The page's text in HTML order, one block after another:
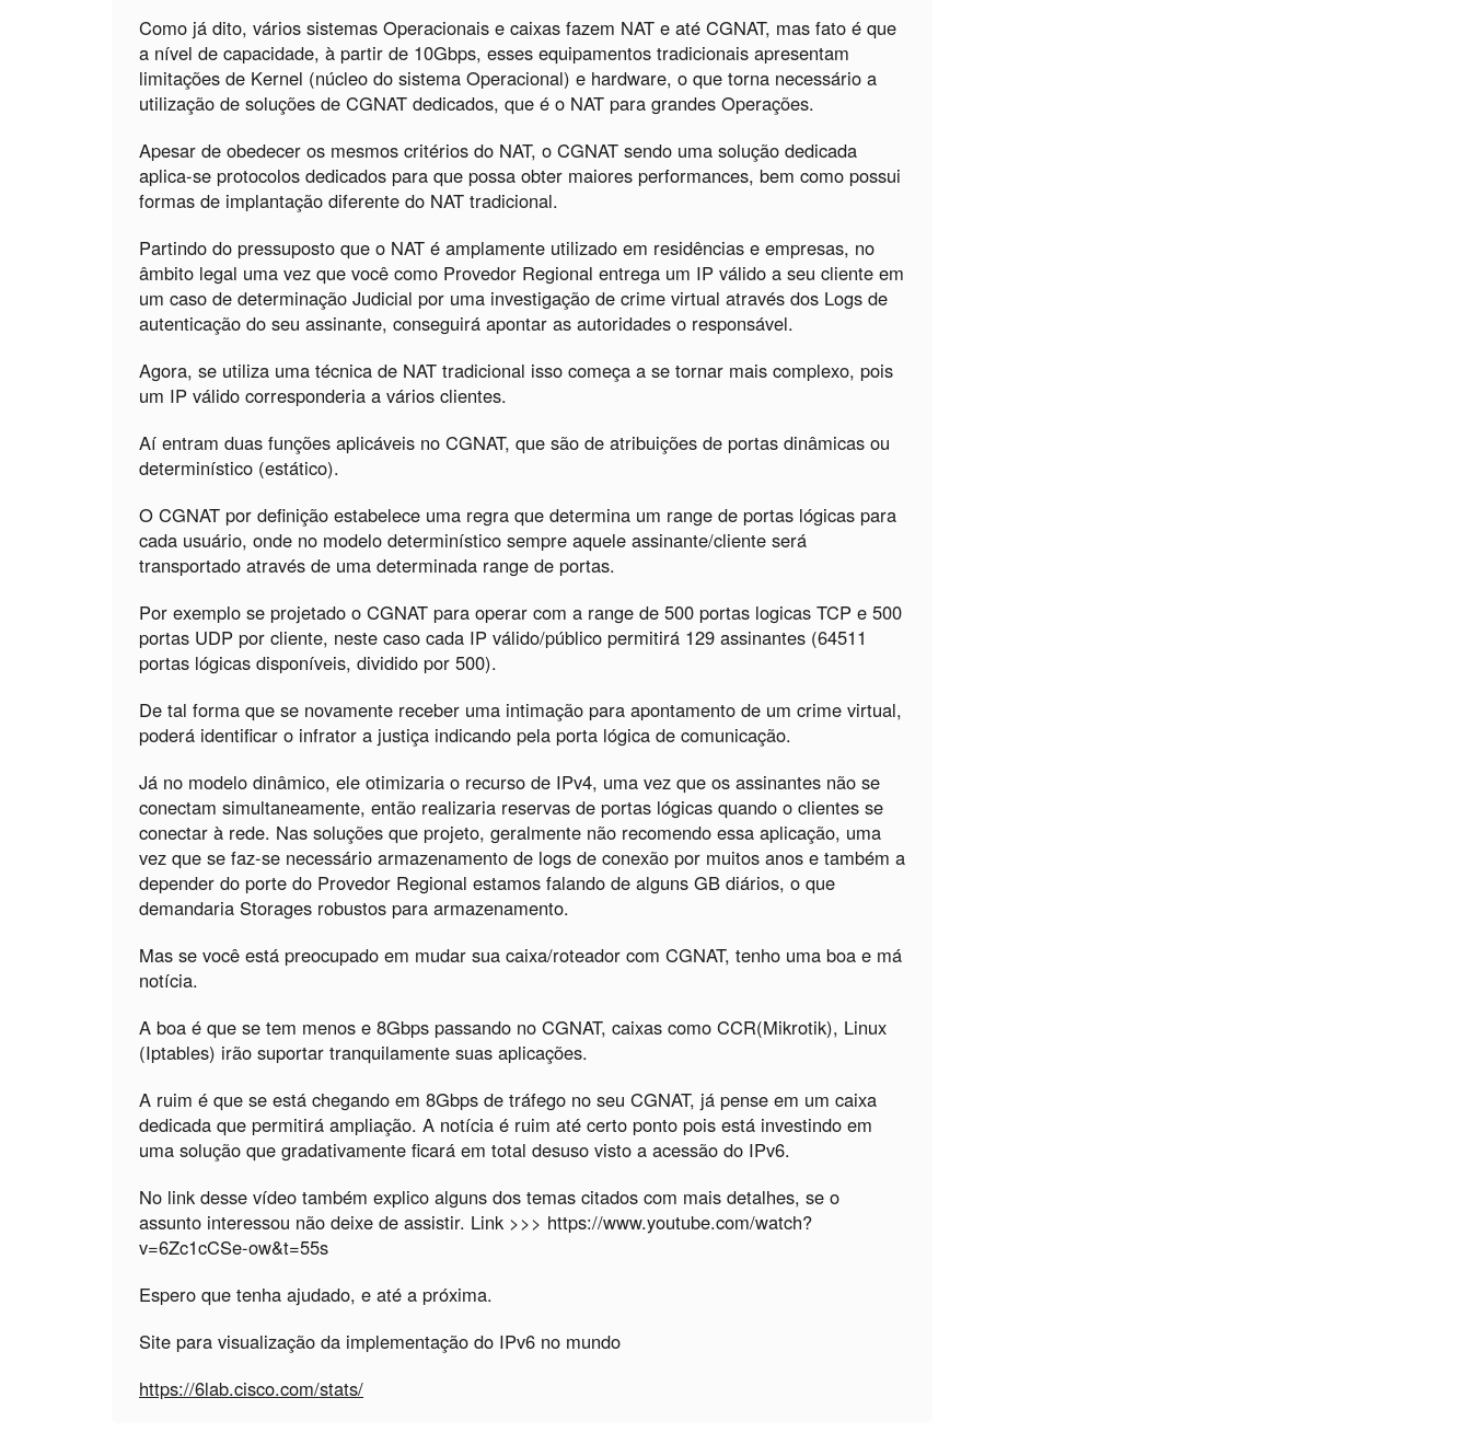
Como já dito, vários sistemas Operacionais e caixas fazem NAT e até CGNAT, mas fato é que
a nível de capacidade, à partir de 10Gbps, esses equipamentos tradicionais apresentam
limitações de Kernel (núcleo do sistema Operacional) e hardware, o que torna necessário a
utilização de soluções de CGNAT dedicados, que é o NAT para grandes Operações.
Apesar de obedecer os mesmos critérios do NAT, o CGNAT sendo uma solução dedicada
aplica-se protocolos dedicados para que possa obter maiores performances, bem como possui
formas de implantação diferente do NAT tradicional.
Partindo do pressuposto que o NAT é amplamente utilizado em residências e empresas, no
âmbito legal uma vez que você como Provedor Regional entrega um IP válido a seu cliente em
um caso de determinação Judicial por uma investigação de crime virtual através dos Logs de
autenticação do seu assinante, conseguirá apontar as autoridades o responsável.
Agora, se utiliza uma técnica de NAT tradicional isso começa a se tornar mais complexo, pois
um IP válido corresponderia a vários clientes.
Aí entram duas funções aplicáveis no CGNAT, que são de atribuições de portas dinâmicas ou
determinístico (estático).
O CGNAT por definição estabelece uma regra que determina um range de portas lógicas para
cada usuário, onde no modelo determinístico sempre aquele assinante/cliente será
transportado através de uma determinada range de portas.
Por exemplo se projetado o CGNAT para operar com a range de 500 portas logicas TCP e 500
portas UDP por cliente, neste caso cada IP válido/público permitirá 129 assinantes (64511
portas lógicas disponíveis, dividido por 500).
De tal forma que se novamente receber uma intimação para apontamento de um crime virtual,
poderá identificar o infrator a justiça indicando pela porta lógica de comunicação.
Já no modelo dinâmico, ele otimizaria o recurso de IPv4, uma vez que os assinantes não se
conectam simultaneamente, então realizaria reservas de portas lógicas quando o clientes se
conectar à rede. Nas soluções que projeto, geralmente não recomendo essa aplicação, uma
vez que se faz-se necessário armazenamento de logs de conexão por muitos anos e também a
depender do porte do Provedor Regional estamos falando de alguns GB diários, o que
demandaria Storages robustos para armazenamento.
Mas se você está preocupado em mudar sua caixa/roteador com CGNAT, tenho uma boa e má
notícia.
A boa é que se tem menos e 8Gbps passando no CGNAT, caixas como CCR(Mikrotik), Linux
(Iptables) irão suportar tranquilamente suas aplicações.
A ruim é que se está chegando em 8Gbps de tráfego no seu CGNAT, já pense em um caixa
dedicada que permitirá ampliação. A notícia é ruim até certo ponto pois está investindo em
uma solução que gradativamente ficará em total desuso visto a acessão do IPv6.
No link desse vídeo também explico alguns dos temas citados com mais detalhes, se o
assunto interessou não deixe de assistir. Link >>> https://www.youtube.com/watch?
v=6Zc1cCSe-ow&t=55s
Espero que tenha ajudado, e até a próxima.
Site para visualização da implementação do IPv6 no mundo
https://6lab.cisco.com/stats/